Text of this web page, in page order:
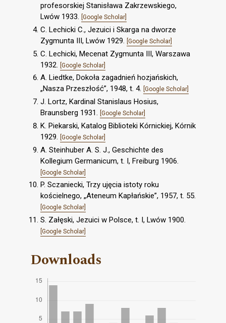
profesorskiej Stanisława Zakrzewskiego,
Lwów 1933. [Google Scholar]
C. Lechicki C., Jezuici i Skarga na dworze
Zygmunta III, Lwów 1929. [Google Scholar]
C. Lechicki, Mecenat Zygmunta III, Warszawa
1932.
[Google Scholar]
A. Liedtke, Dokoła zagadnień hozjańskich,
„Nasza Przeszłość”, 1948, t. 4. [Google Scholar]
J. Lortz, Kardinal Stanislaus Hosius,
Braunsberg 1931. [Google Scholar]
K. Piekarski, Katalog Biblioteki Kórnickiej, Kórnik
1929. [Google Scholar]
A. Steinhuber A. S. J., Geschichte des
Kollegium Germanicum, t. I, Freiburg 1906.
[Google Scholar]
P. Sczaniecki, Trzy ujęcia istoty roku
kościelnego, „Ateneum Kapłańskie”, 1957, t. 55.
[Google Scholar]
S. Załęski, Jezuici w Polsce, t. I, Lwów 1900.
[Google Scholar]
Downloads